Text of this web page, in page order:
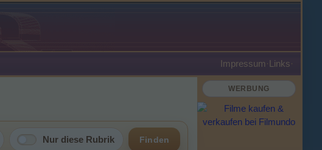
Impressum ·Links·
Nur diese Rubrik Finden
WERBUNG